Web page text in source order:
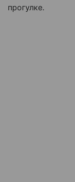
прогулке.